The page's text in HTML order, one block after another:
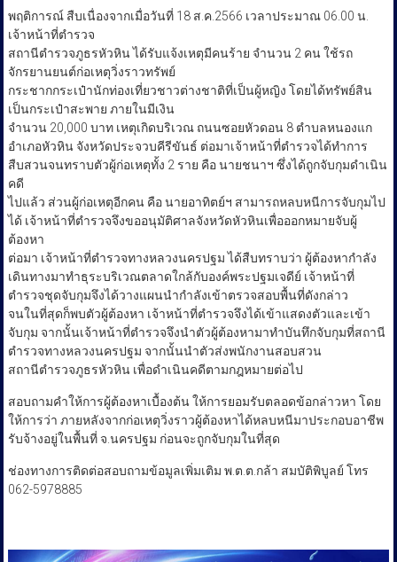
พฤติการณ์ สืบเนื่องจากเมื่อวันที่ 18 ส.ค.2566 เวลาประมาณ 06.00 น.
เจ้าหน้าที่ตำรวจ
สถานีตำรวจภูธรหัวหิน ได้รับแจ้งเหตุมีคนร้าย จำนวน 2 คน ใช้รถ
จักรยานยนต์ก่อเหตุวิ่งราวทรัพย์
กระชากกระเป๋านักท่องเที่ยวชาวต่างชาติที่เป็นผู้หญิง โดยได้ทรัพย์สิน
เป็นกระเป๋าสะพาย ภายในมีเงิน
จำนวน 20,000 บาท เหตุเกิดบริเวณ ถนนซอยหัวดอน 8 ตำบลหนองแก
อำเภอหัวหิน จังหวัดประจวบคีรีขันธ์ ต่อมาเจ้าหน้าที่ตำรวจได้ทำการ
สืบสวนจนทราบตัวผู้ก่อเหตุทั้ง 2 ราย คือ นายชนาฯ ซึ่งได้ถูกจับกุมดำเนิน
คดี
ไปแล้ว ส่วนผู้ก่อเหตุอีกคน คือ นายอาทิตย์ฯ สามารถหลบหนีการจับกุมไป
ได้ เจ้าหน้าที่ตำรวจจึงขออนุมัติศาลจังหวัดหัวหินเพื่อออกหมายจับผู้
ต้องหา
ต่อมา เจ้าหน้าที่ตำรวจทางหลวงนครปฐม ได้สืบทราบว่า ผู้ต้องหากำลัง
เดินทางมาทำธุระบริเวณตลาดใกล้กับองค์พระปฐมเจดีย์ เจ้าหน้าที่
ตำรวจชุดจับกุมจึงได้วางแผนนำกำลังเข้าตรวจสอบพื้นที่ดังกล่าว
จนในที่สุดก็พบตัวผู้ต้องหา เจ้าหน้าที่ตำรวจจึงได้เข้าแสดงตัวและเข้า
จับกุม จากนั้นเจ้าหน้าที่ตำรวจจึงนำตัวผู้ต้องหามาทำบันทึกจับกุมที่สถานี
ตำรวจทางหลวงนครปฐม จากนั้นนำตัวส่งพนักงานสอบสวน
สถานีตำรวจภูธรหัวหิน เพื่อดำเนินคดีตามกฎหมายต่อไป
​สอบถามคำให้การผู้ต้องหาเบื้องต้น ให้การยอมรับตลอดข้อกล่าวหา โดย
ให้การว่า ภายหลังจากก่อเหตุวิ่งราวผู้ต้องหาได้หลบหนีมาประกอบอาชีพ
รับจ้างอยู่ในพื้นที่ จ.นครปฐม ก่อนจะถูกจับกุมในที่สุด
ช่องทางการติดต่อสอบถามข้อมูลเพิ่มเติม พ.ต.ต.กล้า สมบัติพิบูลย์ โทร
062-5978885